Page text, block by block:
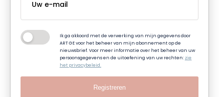
Ik ga akkoord met de verwerking van mijn gegevens door
ART GE voor het beheer van mijn abonnement op de
nieuwsbrief. Voor meer informatie over het beheer van uw
persoonsgegevens en de uitoefening van uw rechten:zie
het privacybeleid.
Registreren